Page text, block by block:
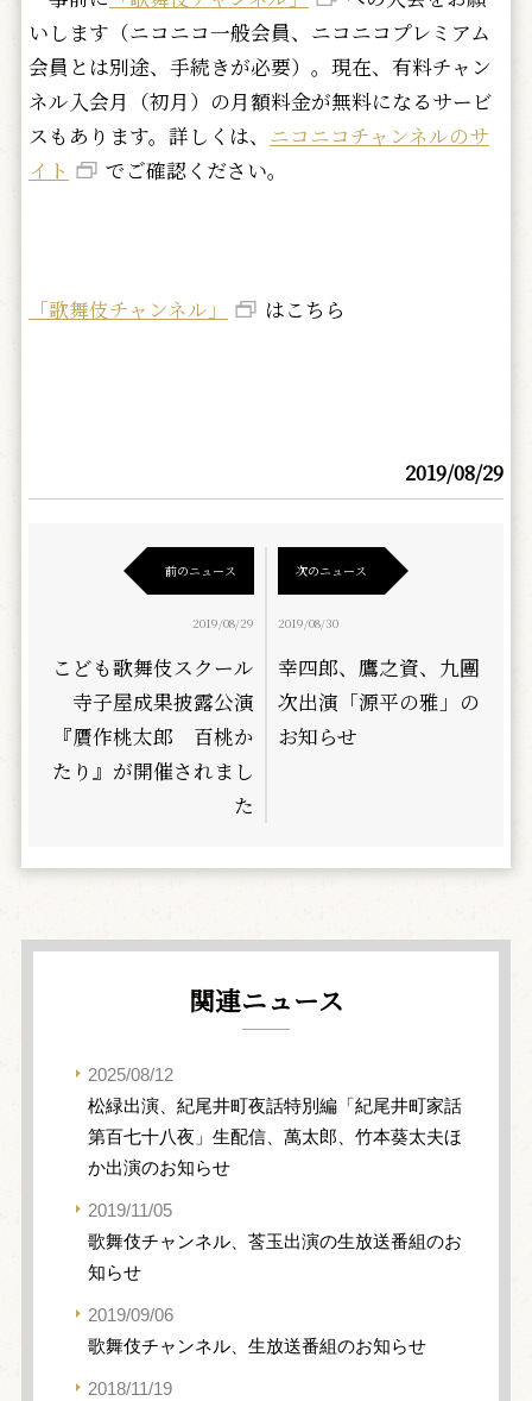
いします（ニコニコ一般会員、ニコニコプレミアム
会員とは別途、手続きが必要）。現在、有料チャン
ネル入会月（初月）の月額料金が無料になるサービ
スもあります。詳しくは、 ニコニコチャンネルのサ
イト
でご確認ください。
「歌舞伎チャンネル」 はこちら
2019/08/29
前のニュース
2019/08/29
こども歌舞伎スクール
寺子屋成果披露公演
『贋作桃太郎 百桃か
たり』が開催されまし
た
次のニュース
2019/08/30
幸四郎、鷹之資、九團
次出演「源平の雅」の
お知らせ
関連ニュース
2025/08/12
松緑出演、紀尾井町夜話特別編「紀尾井町家話
第百七十八夜」生配信、萬太郎、竹本葵太夫ほ
か出演のお知らせ
2019/11/05
歌舞伎チャンネル、莟玉出演の生放送番組のお
知らせ
2019/09/06
歌舞伎チャンネル、生放送番組のお知らせ
2018/11/19